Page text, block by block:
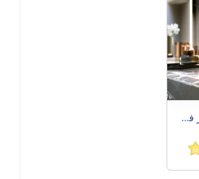
افضل شامبو للشعر في عام 2023